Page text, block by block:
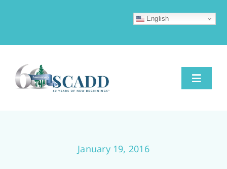
English
Toggle
January 19, 2016